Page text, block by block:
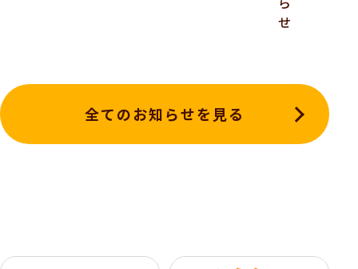
せ
全てのお知らせを見る